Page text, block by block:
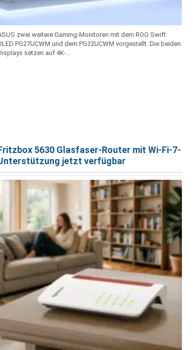
zwei weitere Gaming-Monitoren mit dem ROG Swift
PG27UCWM und dem PG32UCWM vorgestellt. Die beiden
setzen auf 4K-...
5630 Glasfaser-Router mit Wi-Fi-7-
jetzt verfügbar